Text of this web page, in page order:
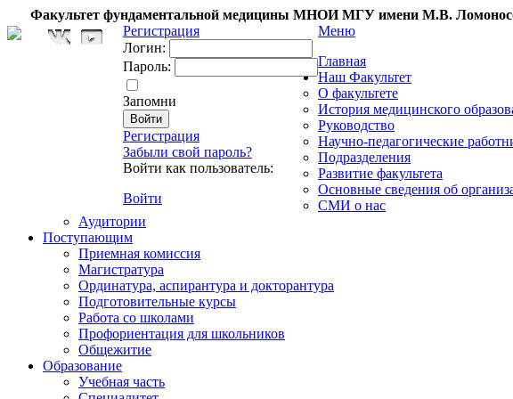
Факультет фундаментальной медицины МНОИ МГУ имени М.В.
Регистрация
Логин:
Пароль:
Запомни
Регистрация
Забыли свой пароль?
Войти как пользователь:
Войти
Меню
Главная
Наш Факультет
О факультете
История медицинского
Руководство
Научно-педагогические
Подразделения
Развитие факультета
Основные сведения об
СМИ о нас
Аудитории
Поступающим
Приемная комиссия
Магистратура
Ординатура, аспирантура и докторантура
Подготовительные курсы
Работа со школами
Профориентация для школьников
Общежитие
Образование
Учебная часть